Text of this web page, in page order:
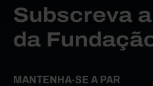
Subscreva
da
MANTENHA-SE A PAR